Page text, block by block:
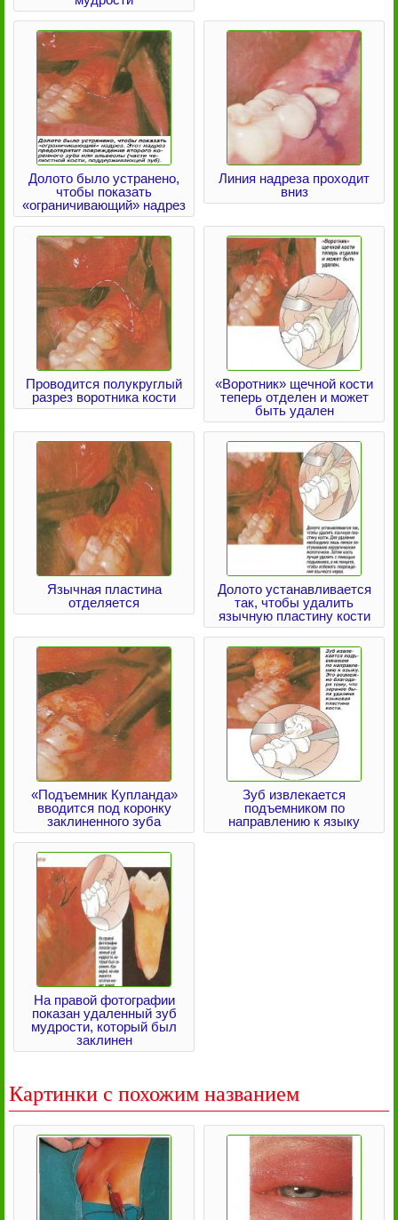
Долото было устранено,
чтобы показать
«ограничивающий» надрез
Линия надреза проходит
вниз
Проводится полукруглый
разрез воротника кости
«Воротник» щечной кости
теперь отделен и может
быть удален
Язычная пластина
отделяется
Долото устанавливается
так, чтобы удалить
язычную пластину кости
«Подъемник Купланда»
вводится под коронку
заклиненного зуба
Зуб извлекается
подъемником по
направлению к языку
На правой фотографии
показан удаленный зуб
мудрости, который был
заклинен
Картинки с похожим названием